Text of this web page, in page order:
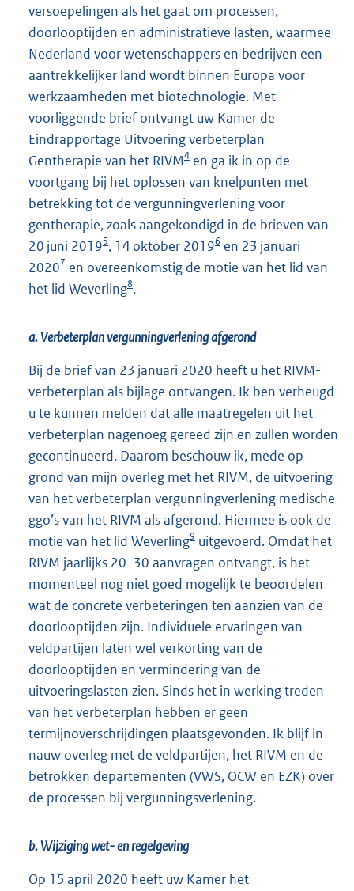
versoepelingen als het gaat om processen,
doorlooptijden en administratieve lasten, waarmee
Nederland voor wetenschappers en bedrijven een
aantrekkelijker land wordt binnen Europa voor
werkzaamheden met biotechnologie. Met
voorliggende brief ontvangt uw Kamer de
Eindrapportage Uitvoering verbeterplan
Gentherapie van het RIVM4 en ga ik in op de
voortgang bij het oplossen van knelpunten met
betrekking tot de vergunningverlening voor
gentherapie, zoals aangekondigd in de brieven van
20 juni 20195, 14 oktober 20196 en 23 januari
20207 en overeenkomstig de motie van het lid van
het lid Weverling8.
a. Verbeterplan vergunningverlening afgerond
Bij de brief van 23 januari 2020 heeft u het RIVM-
verbeterplan als bijlage ontvangen. Ik ben verheugd
u te kunnen melden dat alle maatregelen uit het
verbeterplan nagenoeg gereed zijn en zullen worden
gecontinueerd. Daarom beschouw ik, mede op
grond van mijn overleg met het RIVM, de uitvoering
van het verbeterplan vergunningverlening medische
ggo’s van het RIVM als afgerond. Hiermee is ook de
motie van het lid Weverling9 uitgevoerd. Omdat het
RIVM jaarlijks 20–30 aanvragen ontvangt, is het
momenteel nog niet goed mogelijk te beoordelen
wat de concrete verbeteringen ten aanzien van de
doorlooptijden zijn. Individuele ervaringen van
veldpartijen laten wel verkorting van de
doorlooptijden en vermindering van de
uitvoeringslasten zien. Sinds het in werking treden
van het verbeterplan hebben er geen
termijnoverschrijdingen plaatsgevonden. Ik blijf in
nauw overleg met de veldpartijen, het RIVM en de
betrokken departementen (VWS, OCW en EZK) over
de processen bij vergunningsverlening.
b. Wijziging wet- en regelgeving
Op 15 april 2020 heeft uw Kamer het